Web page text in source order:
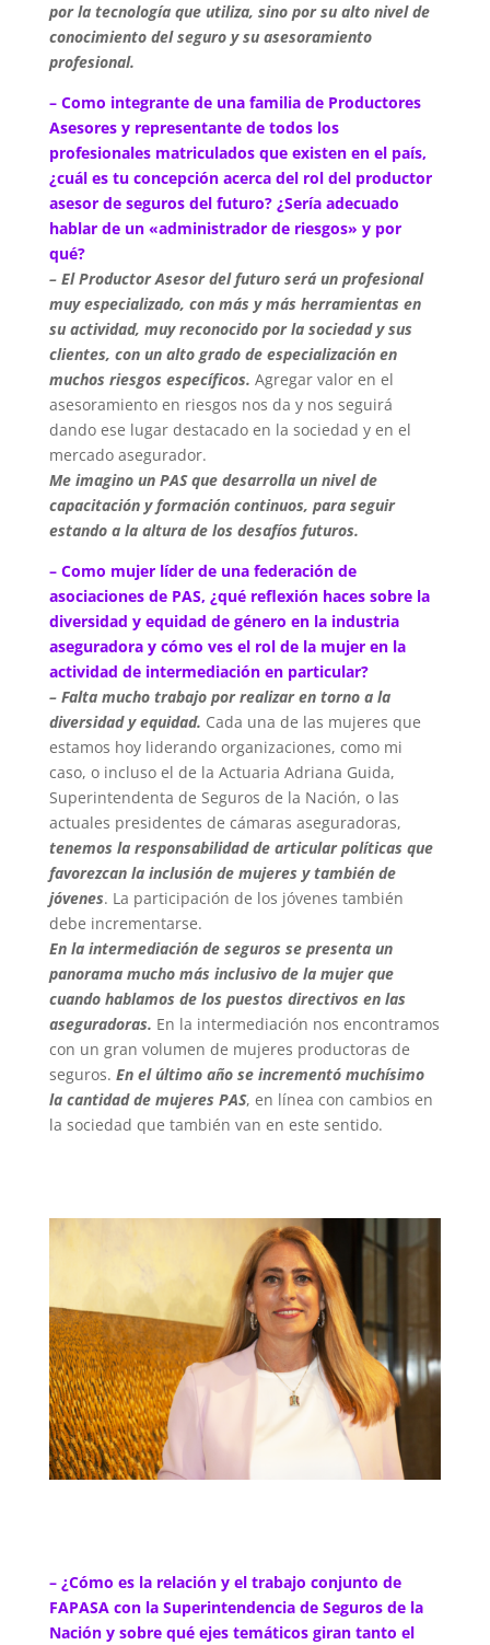
por la tecnología que utiliza, sino por su alto nivel de
conocimiento del seguro y su asesoramiento
profesional.
– Como integrante de una familia de Productores
Asesores y representante de todos los
profesionales matriculados que existen en el país,
¿cuál es tu concepción acerca del rol del productor
asesor de seguros del futuro? ¿Sería adecuado
hablar de un «administrador de riesgos» y por
qué?
– El Productor Asesor del futuro será un profesional
muy especializado, con más y más herramientas en
su actividad, muy reconocido por la sociedad y sus
clientes, con un alto grado de especialización en
muchos riesgos específicos. Agregar valor en el
asesoramiento en riesgos nos da y nos seguirá
dando ese lugar destacado en la sociedad y en el
mercado asegurador.
Me imagino un PAS que desarrolla un nivel de
capacitación y formación continuos, para seguir
estando a la altura de los desafíos futuros.
– Como mujer líder de una federación de
asociaciones de PAS, ¿qué reflexión haces sobre la
diversidad y equidad de género en la industria
aseguradora y cómo ves el rol de la mujer en la
actividad de intermediación en particular?
– Falta mucho trabajo por realizar en torno a la
diversidad y equidad. Cada una de las mujeres que
estamos hoy liderando organizaciones, como mi
caso, o incluso el de la Actuaria Adriana Guida,
Superintendenta de Seguros de la Nación, o las
actuales presidentes de cámaras aseguradoras,
tenemos la responsabilidad de articular políticas que
favorezcan la inclusión de mujeres y también de
jóvenes. La participación de los jóvenes también
debe incrementarse.
En la intermediación de seguros se presenta un
panorama mucho más inclusivo de la mujer que
cuando hablamos de los puestos directivos en las
aseguradoras. En la intermediación nos encontramos
con un gran volumen de mujeres productoras de
seguros. En el último año se incrementó muchísimo
la cantidad de mujeres PAS, en línea con cambios en
la sociedad que también van en este sentido.
– ¿Cómo es la relación y el trabajo conjunto de
FAPASA con la Superintendencia de Seguros de la
Nación y sobre qué ejes temáticos giran tanto el